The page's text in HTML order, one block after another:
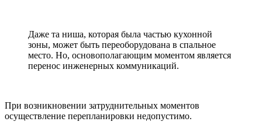
Даже та ниша, которая была частью кухонной
зоны, может быть переоборудована в спальное
место. Но, основополагающим моментом является
перенос инженерных коммуникаций.
При возникновении затруднительных моментов
осуществление перепланировки недопустимо.